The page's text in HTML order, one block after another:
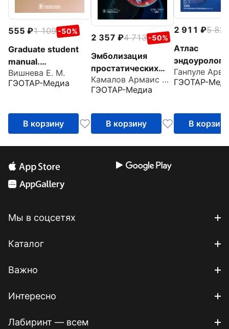
555 1 109 -50%
Graduate student
manual.
Nephrology. The
course of faculty
Вишнева Е. М.
ГЭОТАР-Медиа
В корзину
2 357 4 713 -50%
Эмболизация
простатических
артерий в лечении
доброкачественно
предстательной
железы
Камалов Армаис Альбертович
ГЭОТАР-Медиа
В корзину
2 911
5 822
Атлас
Пошаговое
манипуляций
Ганпуле
ГЭОТАР-
В корзину
Мы в соцсетях
Каталог
Важно
Интересно
Лабиринт — всем